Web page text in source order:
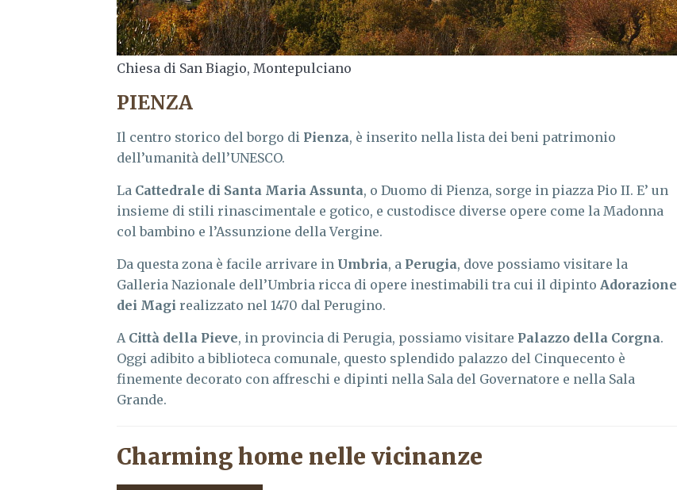
Chiesa di San Biagio, Montepulciano
PIENZA
Il centro storico del borgo di Pienza, è inserito nella lista dei beni patrimonio
dell’umanità dell’UNESCO.
La Cattedrale di Santa Maria Assunta, o Duomo di Pienza, sorge in piazza Pio II. E’ un
insieme di stili rinascimentale e gotico, e custodisce diverse opere come la Madonna
col bambino e l’Assunzione della Vergine.
Da questa zona è facile arrivare in Umbria, a Perugia, dove possiamo visitare la
Galleria Nazionale dell’Umbria ricca di opere inestimabili tra cui il dipinto Adorazione
dei Magi realizzato nel 1470 dal Perugino.
A Città della Pieve, in provincia di Perugia, possiamo visitare Palazzo della Corgna.
Oggi adibito a biblioteca comunale, questo splendido palazzo del Cinquecento è
finemente decorato con affreschi e dipinti nella Sala del Governatore e nella Sala
Grande.
Charming home nelle vicinanze